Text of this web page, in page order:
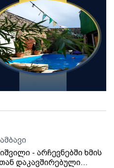
- არჩევნებში ხმის
დაკავშირებული